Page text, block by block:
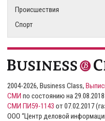
Происшествия
Спорт
2004-2026, Business Class,
СМИ по состоянию на
СМИ ПИ59-1143 от 07.02.2017
ООО “Центр деловой